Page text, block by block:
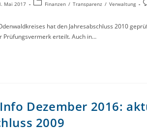
Mai 2017 Finanzen / Transparenz / Verwaltung
hat den Jahresabschluss 2010
Prüfungsvermerk erteilt. Auch in…
Dezember 2016:
2009